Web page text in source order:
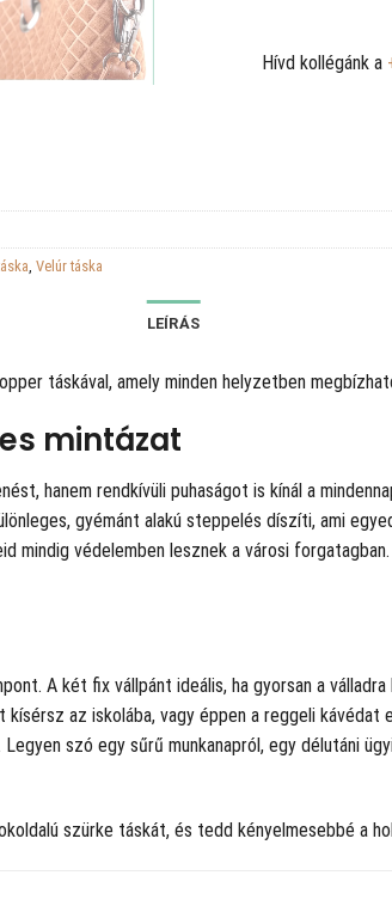
Hívd kollégánk a
Velúr táska
LEÍRÁS
táskával, amely minden helyzetben
mintázat
hanem rendkívüli puhaságot is kínál a
gyémánt alakú steppelés díszíti, ami
védelemben lesznek a városi
A két fix vállpánt ideális, ha gyorsan a
az iskolába, vagy éppen a reggeli
szó egy sűrű munkanapról, egy délutáni
szürke táskát, és tedd kényelmesebbé a